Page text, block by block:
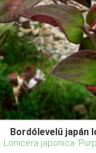
Bordólevelű japán
Lonicera japonica